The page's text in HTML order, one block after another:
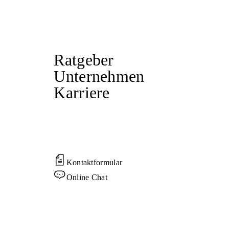
Ratgeber
Unternehmen
Karriere
Kontaktformular
Online Chat